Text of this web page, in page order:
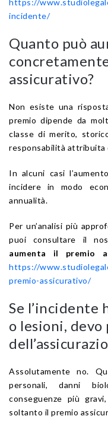
https://
incidente/
Quanto può
assicurativo?
Non esiste una
premio dipende da
classe di merito,
responsabilità
In alcuni casi
incidere in modo
annualità.
Per un’analisi più
puoi consultare il
aumenta il premio
https://
premio-assicurativo/
Se l’incidente
o lesioni, devo
Assolutamente no.
personali, danni
conseguenze più
soltanto il premio